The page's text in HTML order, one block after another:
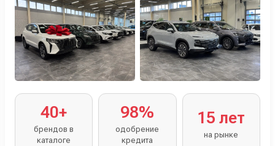
40+
брендов в
каталоге
98%
одобрение
кредита
15 лет
на рынке